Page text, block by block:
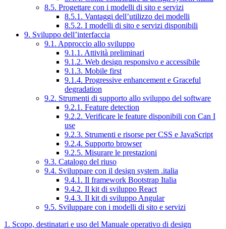
8.5. Progettare con i modelli di sito e servizi
8.5.1. Vantaggi dell’utilizzo dei modelli
8.5.2. I modelli di sito e servizi disponibili
9. Sviluppo dell’interfaccia
9.1. Approccio allo sviluppo
9.1.1. Attività preliminari
9.1.2. Web design responsivo e accessibile
9.1.3. Mobile first
9.1.4. Progressive enhancement e Graceful
degradation
9.2. Strumenti di supporto allo sviluppo del software
9.2.1. Feature detection
9.2.2. Verificare le feature disponibili con Can I
use
9.2.3. Strumenti e risorse per CSS e JavaScript
9.2.4. Supporto browser
9.2.5. Misurare le prestazioni
9.3. Catalogo del riuso
9.4. Sviluppare con il design system .italia
9.4.1. Il framework Bootstrap Italia
9.4.2. Il kit di sviluppo React
9.4.3. Il kit di sviluppo Angular
9.5. Sviluppare con i modelli di sito e servizi
1. Scopo, destinatari e uso del Manuale operativo di design